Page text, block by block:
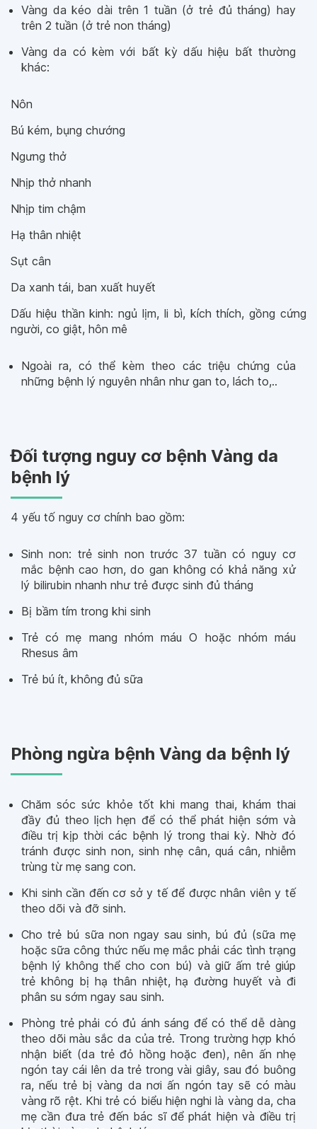
Vàng da kéo dài trên 1 tuần (ở trẻ đủ tháng) hay
trên 2 tuần (ở trẻ non tháng)
Vàng da có kèm với bất kỳ dấu hiệu bất thường
khác:
Nôn
Bú kém, bụng chướng
Ngưng thở
Nhịp thở nhanh
Nhịp tim chậm
Hạ thân nhiệt
Sụt cân
Da xanh tái, ban xuất huyết
Dấu hiệu thần kinh: ngủ lịm, li bì, kích thích, gồng cứng
người, co giật, hôn mê
Ngoài ra, có thể kèm theo các triệu chứng của
những bệnh lý nguyên nhân như gan to, lách to,..
Đối tượng nguy cơ bệnh Vàng da
bệnh lý
4 yếu tố nguy cơ chính bao gồm:
Sinh non: trẻ sinh non trước 37 tuần có nguy cơ
mắc bệnh cao hơn, do gan không có khả năng xử
lý bilirubin nhanh như trẻ được sinh đủ tháng
Bị bầm tím trong khi sinh
Trẻ có mẹ mang nhóm máu O hoặc nhóm máu
Rhesus âm
Trẻ bú ít, không đủ sữa
Phòng ngừa bệnh Vàng da bệnh lý
Chăm sóc sức khỏe tốt khi mang thai, khám thai
đầy đủ theo lịch hẹn để có thể phát hiện sớm và
điều trị kịp thời các bệnh lý trong thai kỳ. Nhờ đó
tránh được sinh non, sinh nhẹ cân, quá cân, nhiễm
trùng từ mẹ sang con.
Khi sinh cần đến cơ sở y tế để được nhân viên y tế
theo dõi và đỡ sinh.
Cho trẻ bú sữa non ngay sau sinh, bú đủ (sữa mẹ
hoặc sữa công thức nếu mẹ mắc phải các tình trạng
bệnh lý không thể cho con bú) và giữ ấm trẻ giúp
trẻ không bị hạ thân nhiệt, hạ đường huyết và đi
phân su sớm ngay sau sinh.
Phòng trẻ phải có đủ ánh sáng để có thể dễ dàng
theo dõi màu sắc da của trẻ. Trong trường hợp khó
nhận biết (da trẻ đỏ hồng hoặc đen), nên ấn nhẹ
ngón tay cái lên da trẻ trong vài giây, sau đó buông
ra, nếu trẻ bị vàng da nơi ấn ngón tay sẽ có màu
vàng rõ rệt. Khi trẻ có biểu hiện nghi là vàng da, cha
mẹ cần đưa trẻ đến bác sĩ để phát hiện và điều trị